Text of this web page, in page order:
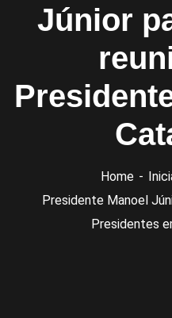
Júnior
Home
Presidente Manoel
Presidentes